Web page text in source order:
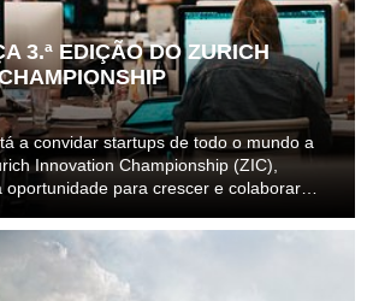
3.ª EDIÇÃO DO ZURICH
a convidar startups de todo o mundo a
Innovation Championship (ZIC),
oportunidade para crescer e colaborar
Innovation Championship foi ...